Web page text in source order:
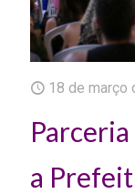
18 de março
a